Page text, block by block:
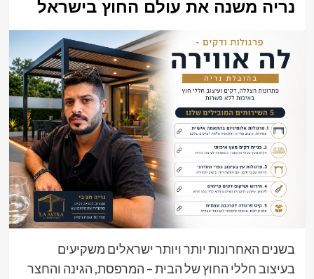
נריה משנה את עולם החוץ בישראל
בשנים האחרונות יותר ויותר ישראלים משקיעים
בעיצוב חללי החוץ של הבית – המרפסת, הגינה והחצר